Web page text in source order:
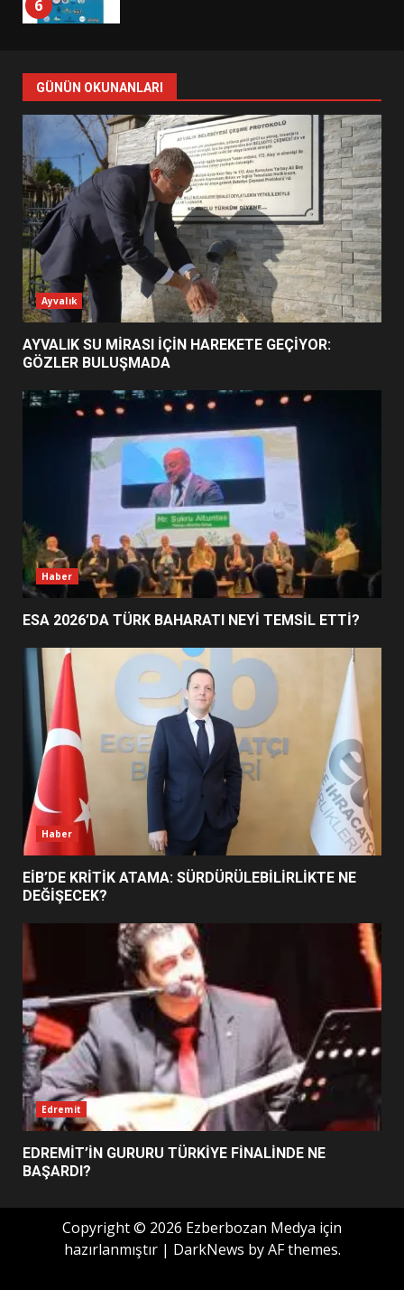
7
ŞEKİLLENDİ?
1
AYVALIK SU MİRASI İÇİN
HAREKETE GEÇİYOR: GÖZLER
BULUŞMADA
2
ESA 2026’DA TÜRK BAHARATI
NEYİ TEMSİL ETTİ?
EİB’DE KRİTİK ATAMA:
SÜRDÜRÜLEBİLİRLİKTE NE
DEĞİŞECEK?
4
EDREMİT’İN GURURU TÜRKİYE
FİNALİNDE NE BAŞARDI?
5
BALIKESİR MÜZELERİNDE SÜRE
6
BURHANİYE SATRANÇ
TURNUVASI KAYITLARI NEYİ
DEĞİŞTİRİYOR?
7
BURHANİYE BELEDİYESPOR’DA
YENİ YÖNETİM NASIL
ŞEKİLLENDİ?
GÜNÜN OKUNANLARI
Ayvalık
AYVALIK SU MİRASI İÇİN HAREKETE GEÇİYOR:
GÖZLER BULUŞMADA
Haber
ESA 2026’DA TÜRK BAHARATI NEYİ TEMSİL ETTİ?
Haber
EİB’DE KRİTİK ATAMA: SÜRDÜRÜLEBİLİRLİKTE NE
DEĞİŞECEK?
Edremit
EDREMİT’İN GURURU TÜRKİYE FİNALİNDE NE
BAŞARDI?
Copyright © 2026 Ezberbozan Medya için
hazırlanmıştır | DarkNews by AF themes.